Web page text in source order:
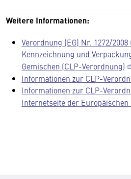
Weitere Informationen:
Verordnung (EG) Nr. 1272/
Kennzeichnung und
Gemischen (CLP-Verordnung)
Informationen zur CLP-
Informationen zur CLP-
Internetseite der